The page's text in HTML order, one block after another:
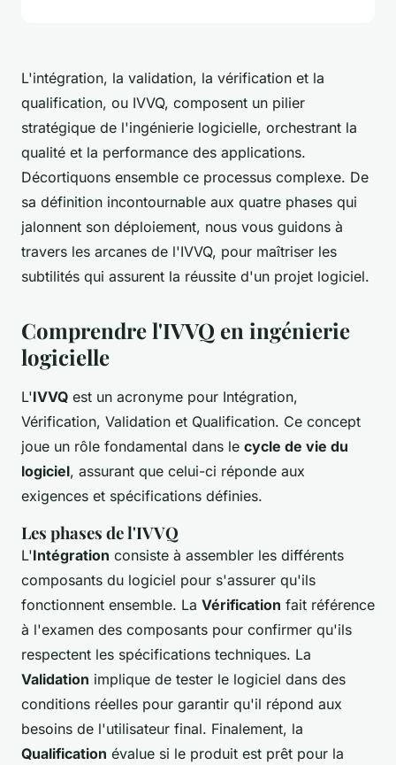
L'intégration, la validation, la vérification et la
qualification, ou IVVQ, composent un pilier
stratégique de l'ingénierie logicielle, orchestrant la
qualité et la performance des applications.
Décortiquons ensemble ce processus complexe. De
sa définition incontournable aux quatre phases qui
jalonnent son déploiement, nous vous guidons à
travers les arcanes de l'IVVQ, pour maîtriser les
subtilités qui assurent la réussite d'un projet logiciel.
Comprendre l'IVVQ en ingénierie
logicielle
L'IVVQ est un acronyme pour Intégration,
Vérification, Validation et Qualification. Ce concept
joue un rôle fondamental dans le cycle de vie du
logiciel, assurant que celui-ci réponde aux
exigences et spécifications définies.
Les phases de l'IVVQ
L'Intégration consiste à assembler les différents
composants du logiciel pour s'assurer qu'ils
fonctionnent ensemble. La Vérification fait référence
à l'examen des composants pour confirmer qu'ils
respectent les spécifications techniques. La
Validation implique de tester le logiciel dans des
conditions réelles pour garantir qu'il répond aux
besoins de l'utilisateur final. Finalement, la
Qualification évalue si le produit est prêt pour la